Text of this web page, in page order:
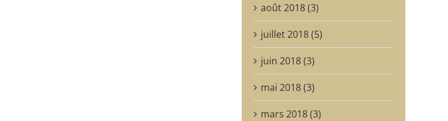
août 2018 (3)
juillet 2018 (5)
juin 2018 (3)
mai 2018 (3)
mars 2018 (3)